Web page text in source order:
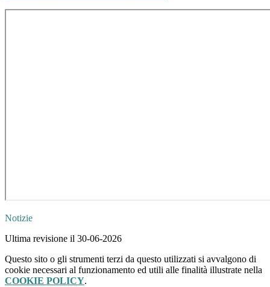
Notizie
Ultima revisione il 30-06-2026
Questo sito o gli strumenti terzi da questo utilizzati si avvalgono di
cookie necessari al funzionamento ed utili alle finalità illustrate nella
COOKIE POLICY.